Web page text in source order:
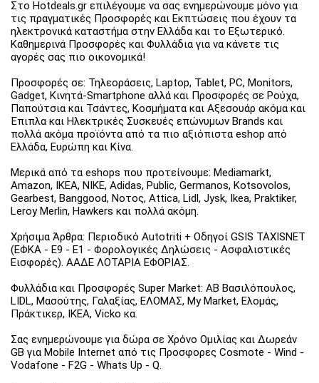
Στο Hotdeals.gr επιλέγουμε να σας ενημερώνουμε μόνο για
τις πραγματικές Προσφορές και Εκπτώσεις που έχουν τα
ηλεκτρονικά καταστήμα στην Ελλάδα και το Εξωτερικό.
Καθημερινά Προσφορές και Φυλλάδια για να κάνετε τις
αγορές σας πιο οικονομικά!
Προσφορές σε: Τηλεοράσεις, Laptop, Tablet, PC, Monitors,
Gadget, Κινητά-Smartphone αλλά και Προσφορές σε Ρούχα,
Παπούτσια και Τσάντες, Κοσμήματα και Αξεσουάρ ακόμα και
Έπιπλα και Ηλεκτρικές Συσκευές επώνυμων Brands και
πολλά ακόμα προϊόντα από τα πιο αξιόπιστα eshop από
Ελλάδα, Ευρώπη και Κίνα.
Μερικά από τα eshops που προτείνουμε: Mediamarkt,
Amazon, IKEA, NIKE, Adidas, Public, Germanos, Kotsovolos,
Gearbest, Banggood, Νοτος, Attica, Lidl, Jysk, Ikea, Praktiker,
Leroy Merlin, Hawkers και πολλά ακόμη.
Χρήσιμα Άρθρα: Περιοδικό Autotriti + Οδηγοί GSIS TAXISNET
(ΕΦΚΑ - Ε9 - Ε1 - Φορολογικές Δηλώσεις - Ασφαλιστικές
Εισφορές). ΑΑΔΕ ΛΟΤΑΡΙΑ ΕΦΟΡΙΑΣ.
Φυλλάδια και Προσφορές Super Market: ΑΒ Βασιλόπουλος,
LIDL, Μασούτης, Γαλαξίας, ΕΛΟΜΑΣ, My Market, Ελομάς,
Πράκτικερ, ΙΚΕΑ, Vicko κα.
Σας ενημερώνουμε για δώρα σε Χρόνο Ομιλίας και Δωρεάν
GB για Mobile Internet από τις Προσφορες Cosmote - Wind -
Vodafone - F2G - Whats Up - Q.